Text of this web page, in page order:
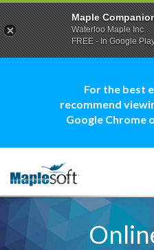
For the best
recommend
Google Chrome
Maple
Waterloo Maple Inc.
FREE - In Google